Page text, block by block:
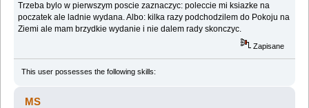
Trzeba bylo w pierwszym poscie zaznaczyc: poleccie mi ksiazke na
poczatek ale ladnie wydana. Albo: kilka razy podchodzilem do Pokoju na
Ziemi ale mam brzydkie wydanie i nie dalem rady skonczyc.
Zapisane
This user possesses the following skills:
MS